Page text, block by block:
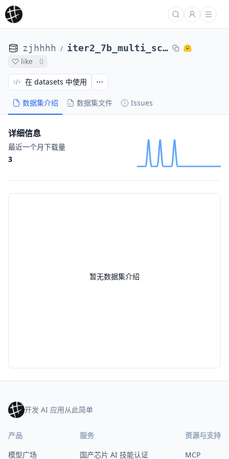
zjhhhh / iter2_7b_multi_scores_adversary_8
like 0
数据集介绍 数据集文件 Issues
在 datasets 中使用
暂无数据集介绍
详细信息
最近一个月下载量
3
开发 AI 应用从此简单
产品
模型广场
服务
国产芯片 AI 技能认证
资源与支持
MCP